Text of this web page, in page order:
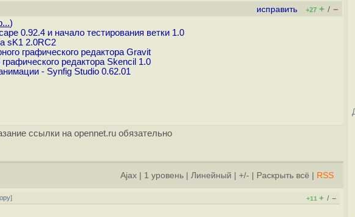
исправить +27 + / –
)
0.92.4 и начало тестирования ветки 1.0
sK1 2.0RC2
графического редактора Gravit
редактора Skencil 1.0
- Synfig Studio 0.62.01
ссылки на opennet.ru обязательно
Ajax 1 уровень Линейный +/- Раскрыть всё RSS
] +11 + / –